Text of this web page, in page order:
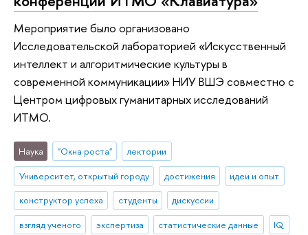
Мероприятие было организовано
Исследовательской лабораторией «Искусственный
интеллект и алгоритмические культуры в
современной коммуникации» НИУ ВШЭ совместно с
Центром цифровых гуманитарных исследований
ИТМО.
Наука "Окна роста"
лектории
Университет, открытый городу
достижения
идеи и опыт
конструктор успеха
студенты
дискуссии
взгляд ученого
экспертиза статистические данные IQ